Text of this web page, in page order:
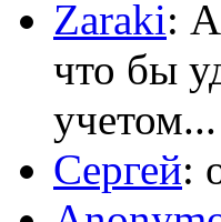
Zaraki:
что бы
учетом...
Сергей: